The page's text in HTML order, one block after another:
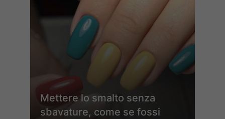
Mettere lo smalto senza
sbavature, come se fossi